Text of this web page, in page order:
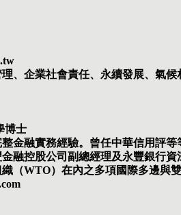
、企業社會責任、永續發展、氣
博士
金融實務經驗。曾任中華信用評
融控股公司副總經理及永豐銀行
（WTO）在內之多項國際多邊與雙